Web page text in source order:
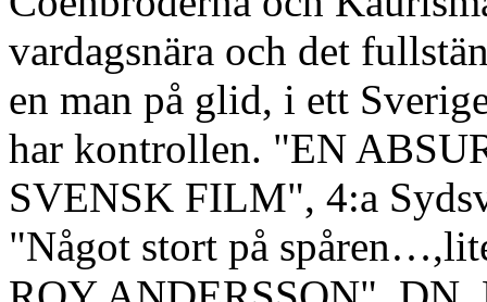
vardagsnära och det
en man på glid, i ett
har kontrollen. "EN
SVENSK FILM", 4:a
"Något stort på